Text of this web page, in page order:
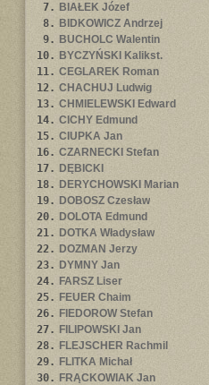
7. BIAŁEK Józef
8. BIDKOWICZ Andrzej
9. BUCHOLC Walentin
10. BYCZYŃSKI Kalikst.
11. CEGLAREK Roman
12. CHACHUJ Ludwig
13. CHMIELEWSKI Edward
14. CICHY Edmund
15. CIUPKA Jan
16. CZARNECKI Stefan
17. DĘBICKI
18. DERYCHOWSKI Marian
19. DOBOSZ Czesław
20. DOLOTA Edmund
21. DOTKA Władysław
22. DOZMAN Jerzy
23. DYMNY Jan
24. FARSZ Liser
25. FEUER Chaim
26. FIEDOROW Stefan
27. FILIPOWSKI Jan
28. FLEJSCHER Rachmil
29. FLITKA Michał
30. FRĄCKOWIAK Jan